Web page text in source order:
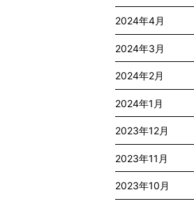
2024年4月
2024年3月
2024年2月
2024年1月
2023年12月
2023年11月
2023年10月